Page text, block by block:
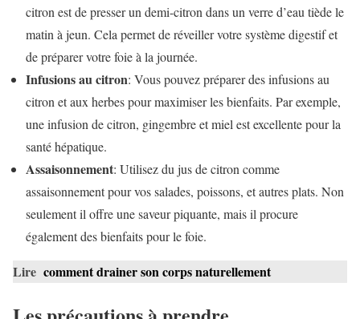
citron est de presser un demi-citron dans un verre d’eau tiède le
matin à jeun. Cela permet de réveiller votre système digestif et
de préparer votre foie à la journée.
Infusions au citron: Vous pouvez préparer des infusions au
citron et aux herbes pour maximiser les bienfaits. Par exemple,
une infusion de citron, gingembre et miel est excellente pour la
santé hépatique.
Assaisonnement: Utilisez du jus de citron comme
assaisonnement pour vos salades, poissons, et autres plats. Non
seulement il offre une saveur piquante, mais il procure
également des bienfaits pour le foie.
Lire comment drainer son corps naturellement